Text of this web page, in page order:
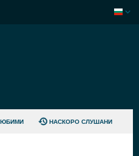
НАСКОРО СЛУШАНИ